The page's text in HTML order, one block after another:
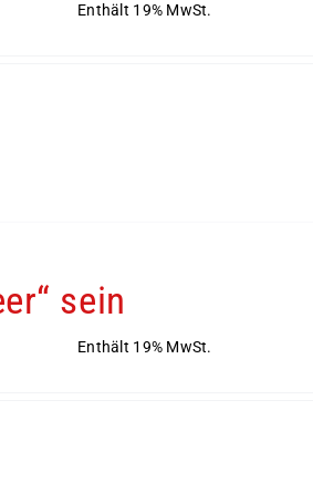
Enthält 19% MwSt.
sein
Enthält 19% MwSt.